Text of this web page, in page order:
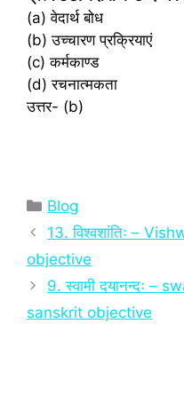
(a) वेदार्थ बोध
(b) उच्चारण प्रक्रियाएं
(c) कर्मकाण्ड
(d) रचनात्मकता
उत्तर- (b)
Categories
Blog
13. विश्‍वशांतिः –
objective
9. स्वामी दयानन्दः –
sanskrit objective